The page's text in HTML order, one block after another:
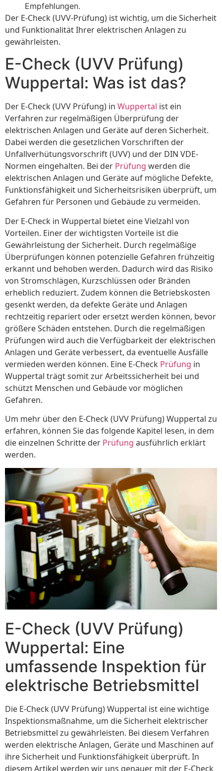
Empfehlungen.
Der E-Check (UVV-Prüfung) ist wichtig, um die Sicherheit
und Funktionalität Ihrer elektrischen Anlagen zu
gewährleisten.
E-Check (UVV Prüfung)
Wuppertal: Was ist das?
Der E-Check (UVV Prüfung) in Wuppertal ist ein
Verfahren zur regelmäßigen Überprüfung der
elektrischen Anlagen und Geräte auf deren Sicherheit.
Dabei werden die gesetzlichen Vorschriften der
Unfallverhütungsvorschrift (UVV) und der DIN VDE-
Normen eingehalten. Bei der Prüfung werden die
elektrischen Anlagen und Geräte auf mögliche Defekte,
Funktionsfähigkeit und Sicherheitsrisiken überprüft, um
Gefahren für Personen und Gebäude zu vermeiden.
Der E-Check in Wuppertal bietet eine Vielzahl von
Vorteilen. Einer der wichtigsten Vorteile ist die
Gewährleistung der Sicherheit. Durch regelmäßige
Überprüfungen können potenzielle Gefahren frühzeitig
erkannt und behoben werden. Dadurch wird das Risiko
von Stromschlägen, Kurzschlüssen oder Bränden
erheblich reduziert. Zudem können die Betriebskosten
gesenkt werden, da defekte Geräte und Anlagen
rechtzeitig repariert oder ersetzt werden können, bevor
größere Schäden entstehen. Durch die regelmäßigen
Prüfungen wird auch die Verfügbarkeit der elektrischen
Anlagen und Geräte verbessert, da eventuelle Ausfälle
vermieden werden können. Eine E-Check Prüfung in
Wuppertal trägt somit zur Arbeitssicherheit bei und
schützt Menschen und Gebäude vor möglichen
Gefahren.
Um mehr über den E-Check (UVV Prüfung) Wuppertal zu
erfahren, können Sie das folgende Kapitel lesen, in dem
die einzelnen Schritte der Prüfung ausführlich erklärt
werden.
E-Check (UVV Prüfung)
Wuppertal: Eine
umfassende Inspektion für
elektrische Betriebsmittel
Die E-Check (UVV Prüfung) Wuppertal ist eine wichtige
Inspektionsmaßnahme, um die Sicherheit elektrischer
Betriebsmittel zu gewährleisten. Bei diesem Verfahren
werden elektrische Anlagen, Geräte und Maschinen auf
ihre Sicherheit und Funktionsfähigkeit überprüft. In
diesem Artikel werden wir uns genauer mit der E-Check